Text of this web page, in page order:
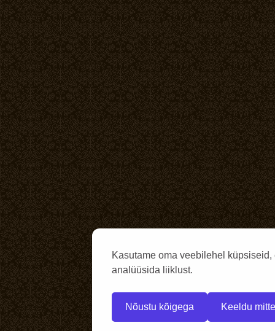
Kasutame oma veebilehel
analüüsida liiklust.
Nõustu kõigega Keeldu